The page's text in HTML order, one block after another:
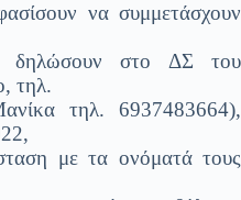
να συμμετάσχουν
δηλώσουν στο ΔΣ του
τηλ.
τηλ. 6937483664),
με τα ονόματά τους